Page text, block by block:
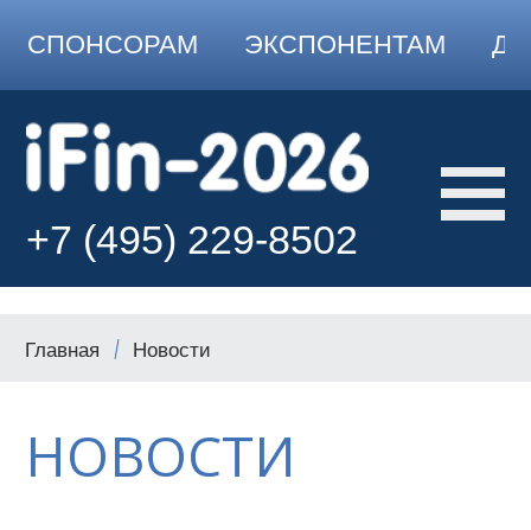
СПОНСОРАМ ЭКСПОНЕНТАМ
+7 (495) 229-8502
Главная Новости
НОВОСТИ